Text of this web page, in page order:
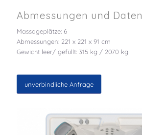
Abmessungen und Daten
Massageplätze: 6
Abmessungen: 221 x 221 x 91 cm
Gewicht leer/ gefüllt: 315 kg / 2070 kg
unverbindliche Anfrage